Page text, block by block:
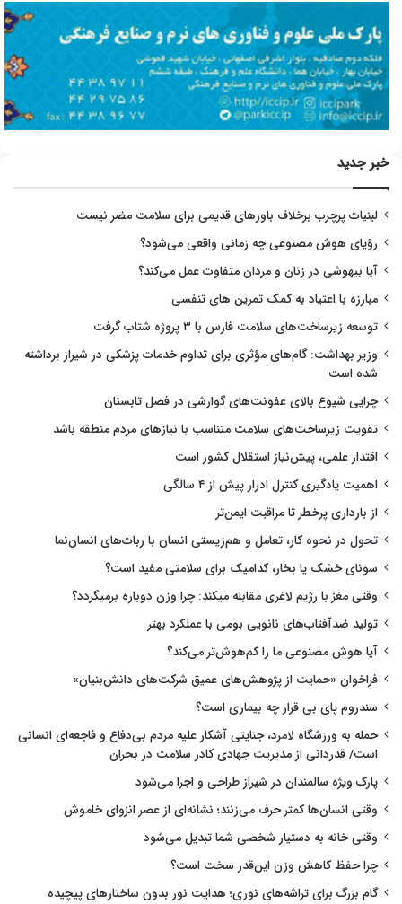
خبر جدید
لبنیات پرچرب برخلاف باورهای قدیمی برای سلامت مضر نیست
رؤیای هوش مصنوعی چه زمانی واقعی می‌شود؟
آیا بیهوشی در زنان و مردان متفاوت عمل می‌کند؟
مبارزه با اعتیاد به کمک تمرین های تنفسی
توسعه زیرساخت‌های سلامت فارس با ۳ پروژه شتاب گرفت
وزیر بهداشت: گام‌های مؤثری برای تداوم خدمات پزشکی در شیراز برداشته
شده است
چرایی شیوع بالای عفونت‌های گوارشی در فصل تابستان
تقویت زیرساخت‌های سلامت متناسب با نیازهای مردم منطقه باشد
اقتدار علمی، پیش‌نیاز استقلال کشور است
اهمیت یادگیری کنترل ادرار پیش از ۴ سالگی
از بارداری پرخطر تا مراقبت ایمن‌تر
تحول در نحوه کار، تعامل و هم‌زیستی انسان با ربات‌های انسان‌نما
سونای خشک یا بخار، کدامیک برای سلامتی مفید است؟
وقتی مغز با رژیم لاغری مقابله میکند: چرا وزن دوباره برمیگردد؟
تولید ضدآفتاب‌های نانویی بومی با عملکرد بهتر
آیا هوش مصنوعی ما را کم‌هوش‌تر می‌کند؟
فراخوان «حمایت از پژوهش‌های عمیق شرکت‌های دانش‌بنیان»
سندروم پای بی قرار چه بیماری است؟
حمله به ورزشگاه لامرد، جنایتی آشکار علیه مردم بی‌دفاع و فاجعه‌ای انسانی
است/ قدردانی از مدیریت جهادی کادر سلامت در بحران
پارک ویژه سالمندان در شیراز طراحی و اجرا می‌شود
وقتی انسان‌ها کمتر حرف می‌زنند؛ نشانه‌ای از عصر انزوای خاموش
وقتی خانه به دستیار شخصی شما تبدیل می‌شود
چرا حفظ کاهش وزن این‌قدر سخت است؟
گام بزرگ برای تراشه‌های نوری؛ هدایت نور بدون ساختارهای پیچیده